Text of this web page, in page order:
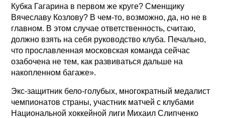
Кубка Гагарина в первом же круге? Сменщику
Вячеславу Козлову? В чем-то, возможно, да, но не в
главном. В этом случае ответственность, считаю,
должно взять на себя руководство клуба. Печально,
что прославленная московская команда сейчас
озабочена не тем, как развиваться дальше на
накопленном багаже».
Экс-защитник бело-голубых, многократный медалист
чемпионатов страны, участник матчей с клубами
Национальной хоккейной лиги Михаил Слипченко